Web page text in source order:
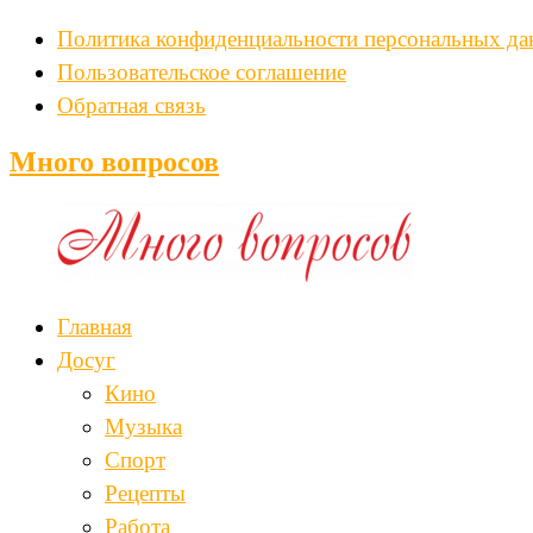
Политика конфиденциальности персональных
Пользовательское соглашение
Обратная связь
Много вопросов
Главная
Досуг
Кино
Музыка
Спорт
Рецепты
Работа